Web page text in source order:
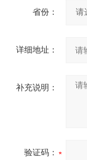
省份：
详细地址：
补充说明：
验证码：